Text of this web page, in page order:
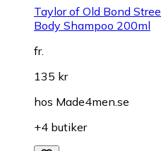
Taylor of Old Bond
Body Shampoo 200ml
fr.
135 kr
hos Made4men.se
+4 butiker